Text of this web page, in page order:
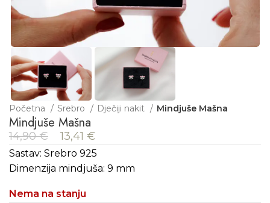
Početna Srebro Dječiji nakit Mindjuše Mašna
Mindjuše Mašna
14,90€ 13,41 €
Sastav: Srebro 925
Dimenzija mindjuša: 9 mm
Nema na stanju